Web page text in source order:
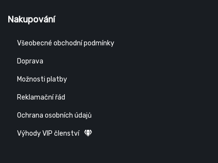
Nakupování
Všeobecné obchodní podmínky
Doprava
Možnosti platby
Reklamační řád
Ochrana osobních údajů
Výhody VIP členství